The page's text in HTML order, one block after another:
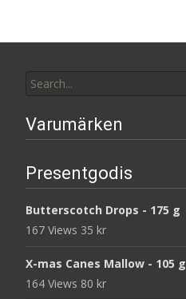
for:
Varumärken
Presentgodis
Butterscotch Drops - 175 g
167 Views 35 kr
X-mas Canes Mallow - 105 g
164 Views 80 kr